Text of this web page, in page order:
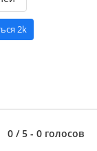
2k
0 / 5 - 0 голосов